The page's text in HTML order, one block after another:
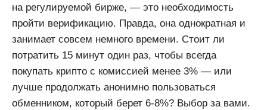
на регулируемой бирже, — это необходимость
пройти верификацию. Правда, она однократная и
занимает совсем немного времени. Стоит ли
потратить 15 минут один раз, чтобы всегда
покупать крипто с комиссией менее 3% — или
лучше продолжать анонимно пользоваться
обменником, который берет 6-8%? Выбор за вами.